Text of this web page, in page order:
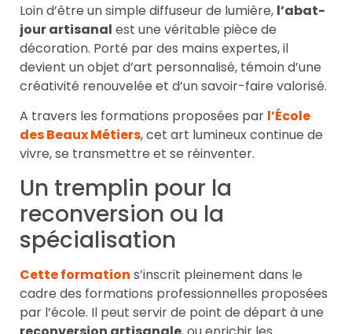
Loin d’être un simple diffuseur de lumière, l’abat-
jour artisanal est une véritable pièce de
décoration. Porté par des mains expertes, il
devient un objet d’art personnalisé, témoin d’une
créativité renouvelée et d’un savoir-faire valorisé.
A travers les formations proposées par l’École
des Beaux Métiers, cet art lumineux continue de
vivre, se transmettre et se réinventer.
Un tremplin pour la
reconversion ou la
spécialisation
Cette formation s’inscrit pleinement dans le
cadre des formations professionnelles proposées
par l’école. Il peut servir de point de départ à une